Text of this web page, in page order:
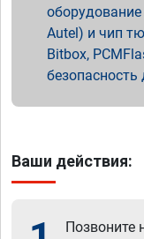
Autel) и чип
Bitbox,
Ваши действия:
Позвоните